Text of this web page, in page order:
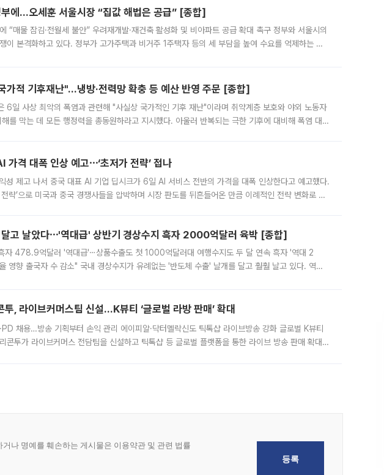
에…오세훈 서울시장 “집값 해법은 공급” [종합]
“매물 잠김·전월세 불안” 우려재개발·재건축 활성화 및 비아파트 공급 확대 촉구 정부와 서울시의
이 본격화하고 있다. 정부가 고가주택과 비거주 1주택자 등의 세 부담을 높여 수요를 억제하는 카
가적 기후재난"…냉방·전력망 확충 등 예산 반영 주문 [종합]
6일 사상 최악의 폭염과 관련해 "사실상 국가적인 기후 재난"이라며 취약계층 보호와 야외 노동자
를 막는 데 모든 행정력을 총동원하라고 지시했다. 아울러 반복되는 극한 기후에 대비해 폭염 대응
가격 대폭 인상 예고⋯‘초저가 전략’ 접나
성 제고 나서 중국 대표 AI 기업 딥시크가 6일 AI 서비스 전반의 가격을 대폭 인상한다고 예고했다.
전략’으로 미국과 중국 경쟁사들을 압박하며 시장 판도를 뒤흔들어온 만큼 이례적인 전략 변화로 평
달고 날았다⋯'역대급' 상반기 경상수지 흑자 2000억달러 육박 [종합]
자 478.9억달러 '역대급'⋯상품수출도 첫 1000억달러대 여행수지도 두 달 연속 흑자 '역대 2
영향 출국자 수 감소" 국내 경상수지가 유례없는 '반도체 수출' 날개를 달고 훨훨 날고 있다. 역대
투, 라이브커머스팀 신설…K뷰티 ‘글로벌 라방 판매’ 확대
채용…방송 기획부터 손익 관리 에이피알·닥터멜락신도 틱톡샵 라이브방송 강화 글로벌 K뷰티
콘투가 라이브커머스 전담팀을 신설하고 틱톡샵 등 글로벌 플랫폼을 통한 라이브 방송 판매 확대에